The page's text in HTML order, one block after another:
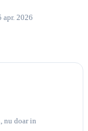
apr. 2026
nu doar in